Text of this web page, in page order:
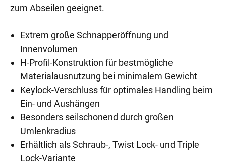
zum Abseilen geeignet.
Extrem große Schnapperöffnung und
Innenvolumen
H-Profil-Konstruktion für bestmögliche
Materialausnutzung bei minimalem Gewicht
Keylock-Verschluss für optimales Handling beim
Ein- und Aushängen
Besonders seilschonend durch großen
Umlenkradius
Erhältlich als Schraub-, Twist Lock- und Triple
Lock-Variante